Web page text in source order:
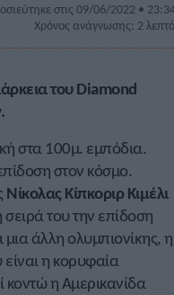
στις 09/06/2022 •
Χρόνος ανάγνωσης: 2
του Diamond
στα 100μ. εμπόδια.
στον κόσμο.
Νίκολας Κίπκοριρ Κιμέλι
του την επίδοση
μια άλλη ολυμπιονίκης, η
η κορυφαία
κοντώ η Αμερικανίδα